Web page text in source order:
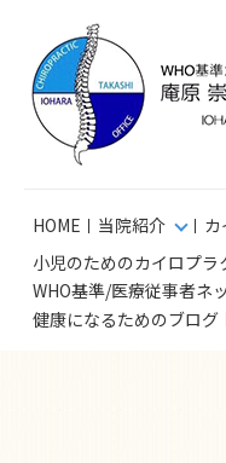
HOME 当院紹介
小児のためのカイロプラ
WHO基準/医療従事者ネ
健康になるためのブログ